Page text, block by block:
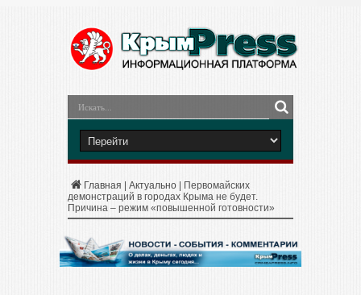
Главная Актуально
Первомайских
демонстраций в городах Крыма не будет.
Причина – режим «повышенной готовности»